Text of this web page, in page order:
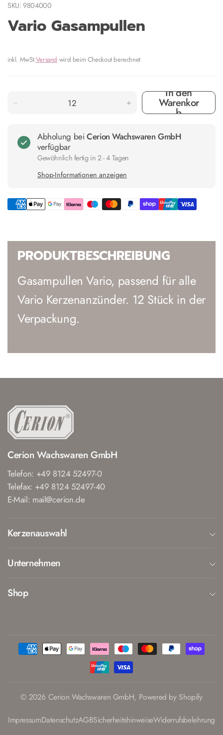
SKU: 9804000
Vario Gasampullen
inkl. MwSt.Versand wird beim Checkout berechnet
In den
Warenkor
b
Abholung beiCerion Wachswaren GmbH
verfügbar
Gewöhnlich fertig in 2 - 4 Tagen
Shop-Informationen anzeigen
PRODUKTBESCHREIBUNG
Gasampullen Vario, passend für alle
Vario Kerzenanzünder. 12 Stück in der
Verpackung.
Cerion Wachswaren GmbH
Telefon: +49 8124 52497-0
Telefax: +49 8124 52497-40
E-Mail: mail@cerion.de
Kerzenauswahl
Unternehmen
Shop
© 2026 Cerion Wachswaren GmbH, Powered by Shopify
ImpressumDatenschutzAGBSicherheitshinweiseWiderrufsbelehrung